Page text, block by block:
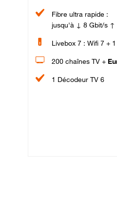
Fibre ultra rapide :
jusqu'à ↓ 8 Gbit/s ↑
Livebox 7 : Wifi 7 +
200 chaînes TV +
1 Décodeur TV 6